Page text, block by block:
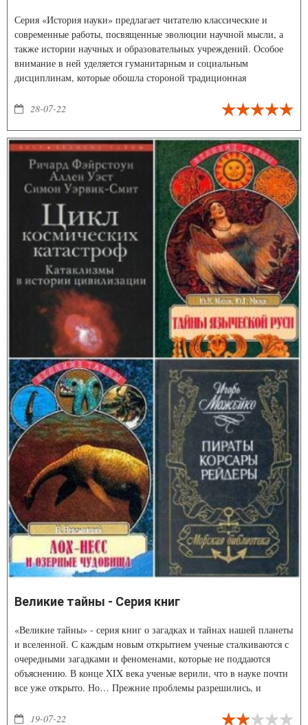
Серия «История науки» предлагает читателю классические и
современные работы, посвященные эволюции научной мысли, а
также истории научных и образовательных учреждений. Особое
внимание в ней уделяется гуманитарным и социальным
дисциплинам, которые обошла стороной традиционная
междисциплинарных исследованиях, объединяющих
антропологии науки и истории образования.
28-07-22
Великие тайны - Серия книг
«Великие тайны» - серия книг о загадках и тайнах нашей планеты
и вселенной. С каждым новым открытием ученые сталкиваются с
очередными загадками и феноменами, которые не поддаются
объяснению. В конце XIX века ученые верили, что в науке почти
все уже открыто. Но… Прежние проблемы разрешились, и
космической дали, и в глубинах материи, и даже в повседневной
19-07-22